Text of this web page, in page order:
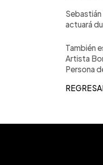
actuará
También
Artista
Persona